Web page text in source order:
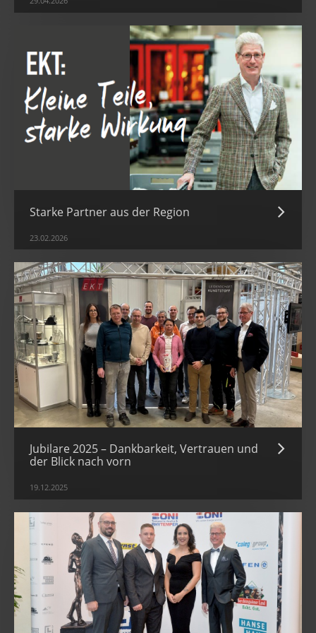
Starke Partner aus der Region
23.02.2026
Jubilare 2025 – Dankbarkeit, Vertrauen und
der Blick nach vorn
19.12.2025